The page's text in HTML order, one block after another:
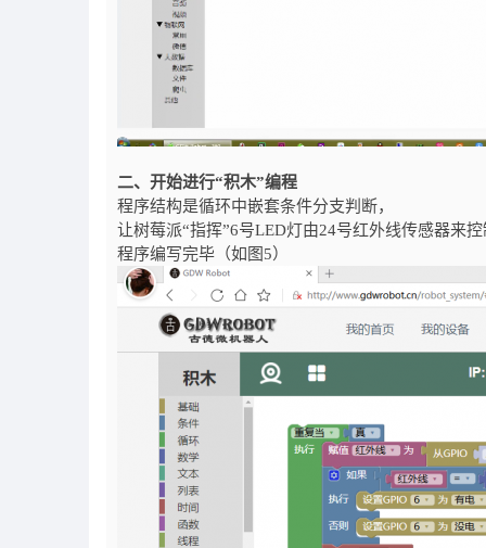
二、开始进行“积木”编程
程序结构是循环中嵌套条件分支判断，
让树莓派“指挥”6号LED灯由24号红外线传感器来控
程序编写完毕（如图5）